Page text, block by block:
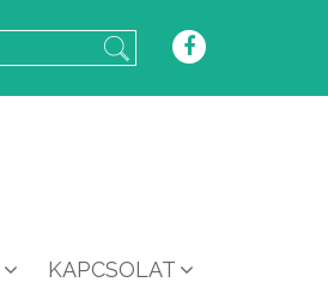
KAPCSOLAT